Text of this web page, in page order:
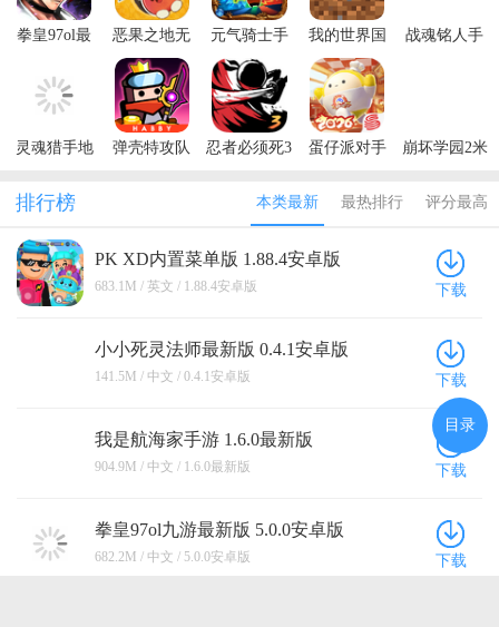
拳皇97ol最
恶果之地无
限技能破解
版
元气骑士手
游正版
我的世界国
际服官方正
版
战魂铭人手
灵魂猎手地
最新版本
(Soul
Huntress)
弹壳特攻队
忍者必须死3
蛋仔派对手
崩坏学园2米
排行榜 本类最新 最热排行 评分最高
PK XD内置菜单版 1.88.4安卓版
683.1M / 英文 / 1.88.4安卓版 下载
小小死灵法师最新版 0.4.1安卓版
141.5M / 中文 / 0.4.1安卓版 下载
我是航海家手游 1.6.0最新版
904.9M / 中文 / 1.6.0最新版 下载
拳皇97ol九游最新版 5.0.0安卓版
682.2M / 中文 / 5.0.0安卓版 下载
目录